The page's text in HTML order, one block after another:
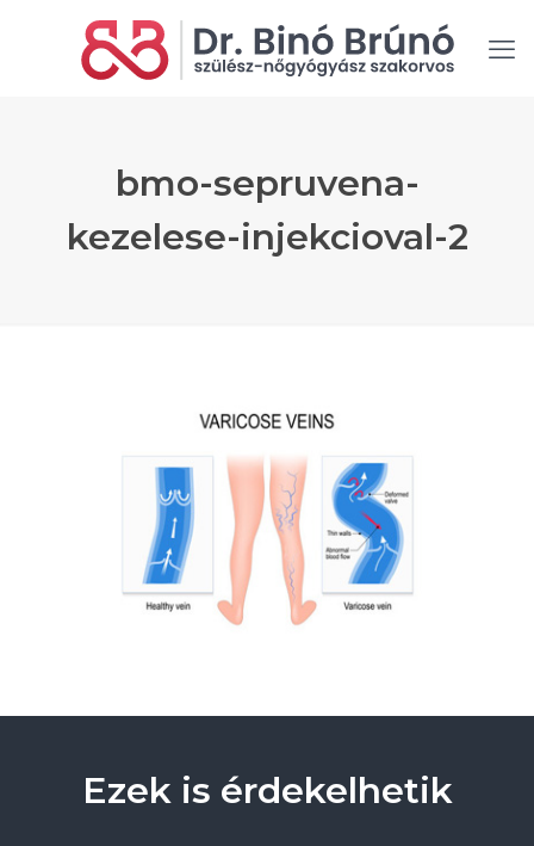
bmo-sepruvena-
kezelese-injekcioval-2
Ezek is érdekelhetik